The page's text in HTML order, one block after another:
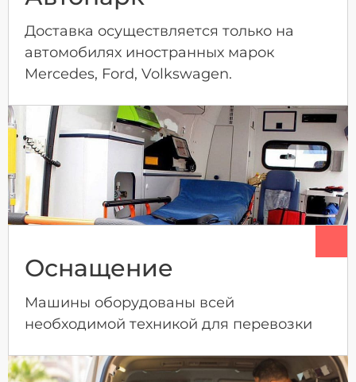
Доставка осуществляется только на
автомобилях иностранных марок
Mercedes, Ford, Volkswagen.
Оснащение
Машины оборудованы всей
необходимой техникой для перевозки